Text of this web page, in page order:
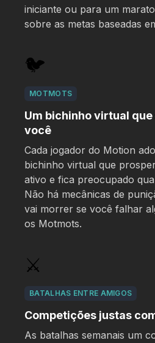
iniciante ou para um
sobre as metas baseadas
🐦
MOTMOTS
Um bichinho virtual
você
Cada jogador do Motion
bichinho virtual que
ativo e fica preocupado
Não há mecânicas de
vai morrer se você falhar
os Motmots.
⚔️
BATALHAS ENTRE AMIGOS
Competições justas
As batalhas semanais um